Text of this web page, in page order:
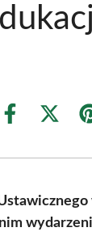
Share
Share